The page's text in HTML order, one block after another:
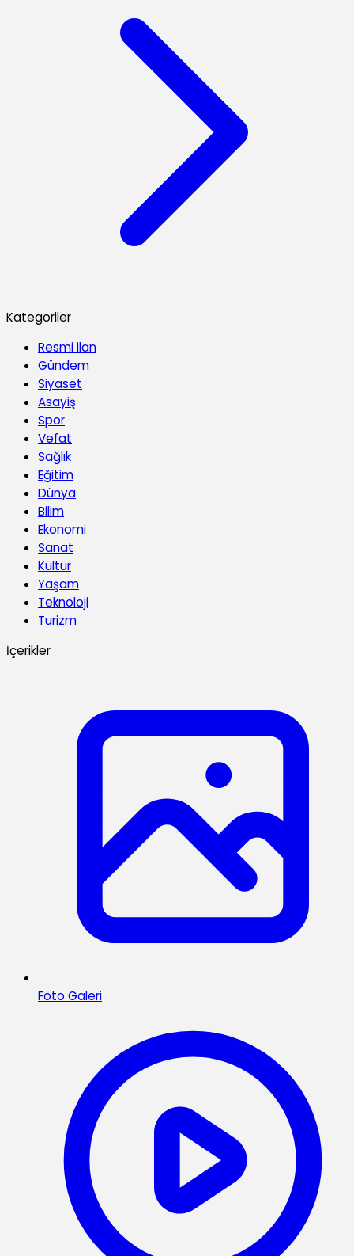
Kategoriler
Resmi ilan
Gündem
Siyaset
Asayiş
Spor
Vefat
Sağlık
Eğitim
Dünya
Bilim
Ekonomi
Sanat
Kültür
Yaşam
Teknoloji
Turizm
İçerikler
Foto Galeri